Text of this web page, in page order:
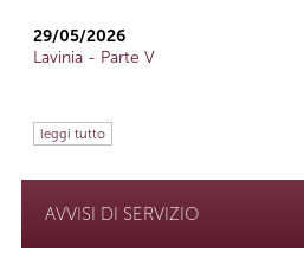
29/05/2026
Lavinia - Parte V
leggi tutto
AVVISI DI SERVIZIO